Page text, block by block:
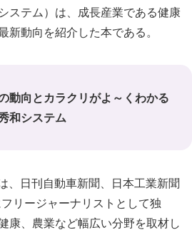
ステム）は、成長産業である健康
新動向を紹介した本である。
動向とカラクリがよ～くわかる
和システム
、日刊自動車新聞、日本工業新聞
リージャーナリストとして独
康、農業など幅広い分野を取材し